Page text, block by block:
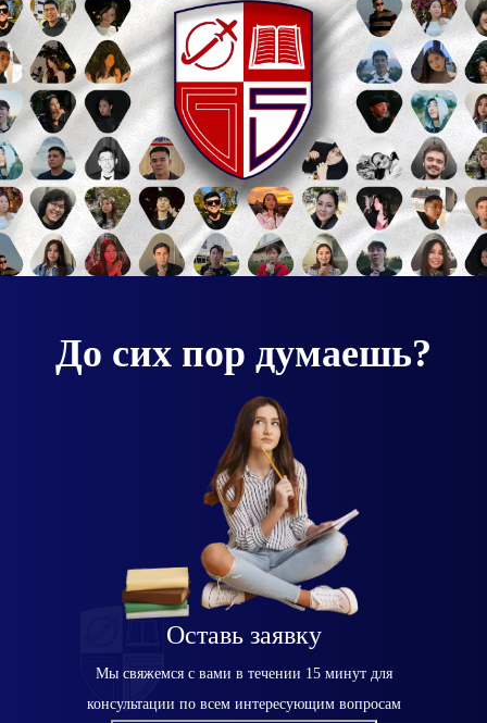
До сих пор думаешь?
Оставь заявку
Мы свяжемся с вами в течении 15 минут для
консультации по всем интересующим вопросам